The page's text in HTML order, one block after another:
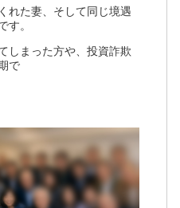
れた妻、そして同じ境遇
す。
しまった方や、投資詐欺
で